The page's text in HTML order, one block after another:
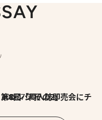
2026.7.30
第8回「同人誌即売会にチャレンジ その2」